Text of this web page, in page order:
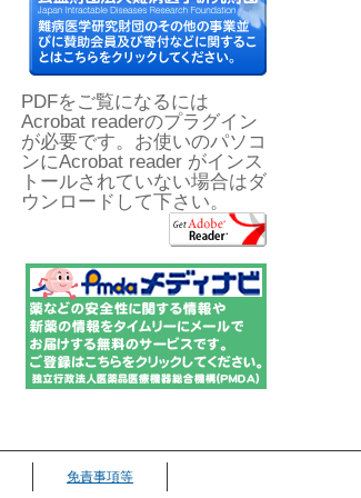
PDFをご覧になるには
Acrobat readerのプラグイン
が必要です。お使いのパソコ
ンにAcrobat reader がインス
トールされていない場合はダ
ウンロードして下さい。
免責事項等